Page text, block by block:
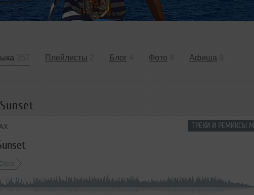
Плейлисты Блог Фото Афиша
ТРЕКИ И РЕМИКСЫ